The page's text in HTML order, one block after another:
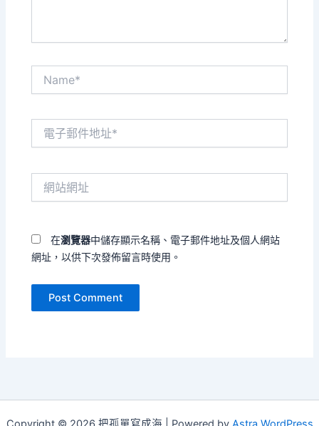
在瀏覽器中儲存顯示名稱、電子郵件地址及個人網站
網址，以供下次發佈留言時使用。